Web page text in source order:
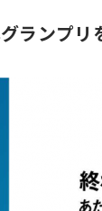
ランプリ